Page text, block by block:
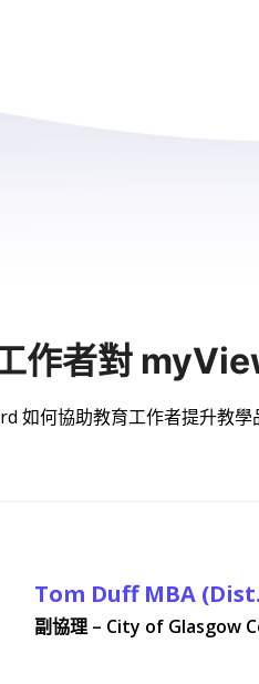
作者對
如何協助教育工作者提升教學
Tom Duff MBA
副協理 – City of Glasgow